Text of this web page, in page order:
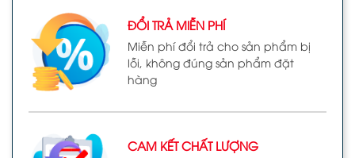
ĐỔI TRẢ MIỄN PHÍ
Miễn phí đổi trả cho sản phẩm bị
lỗi, không đúng sản phẩm đặt
hàng
CAM KẾT CHẤT LƯỢNG